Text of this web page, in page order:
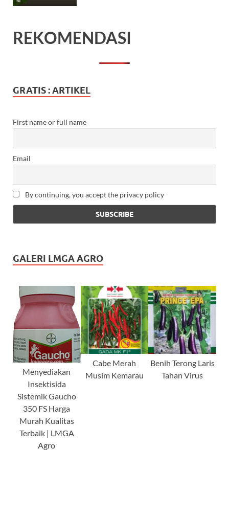
REKOMENDASI
GRATIS : ARTIKEL
First name or full name
Email
By continuing, you accept the privacy policy
GALERI LMGA AGRO
Menyediakan
Insektisida
Sistemik Gaucho
350 FS Harga
Murah Kualitas
Terbaik | LMGA
Agro
Cabe Merah
Musim Kemarau
Benih Terong Laris
Tahan Virus